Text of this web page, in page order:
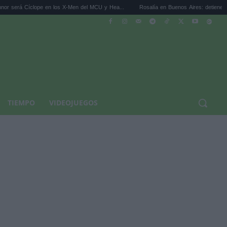
en los X-Men del MCU y Hea... Rosalía en Buenos Aires: detiene el tráfico y se
TIEMPO VIDEOJUEGOS